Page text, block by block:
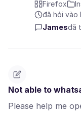
Firefox
đã hỏi vào
Jamesđã
Not able to
Please help me